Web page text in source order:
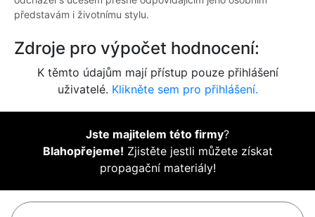
představám i životnímu stylu.
Zdroje pro výpočet hodnocení:
K těmto údajům mají přístup pouze přihlášení
uživatelé. Klikněte sem pro přihlášení.
Jste majitelem této firmy?
Blahopřejeme! Zjistěte jestli můžete získat
propagační materiály!